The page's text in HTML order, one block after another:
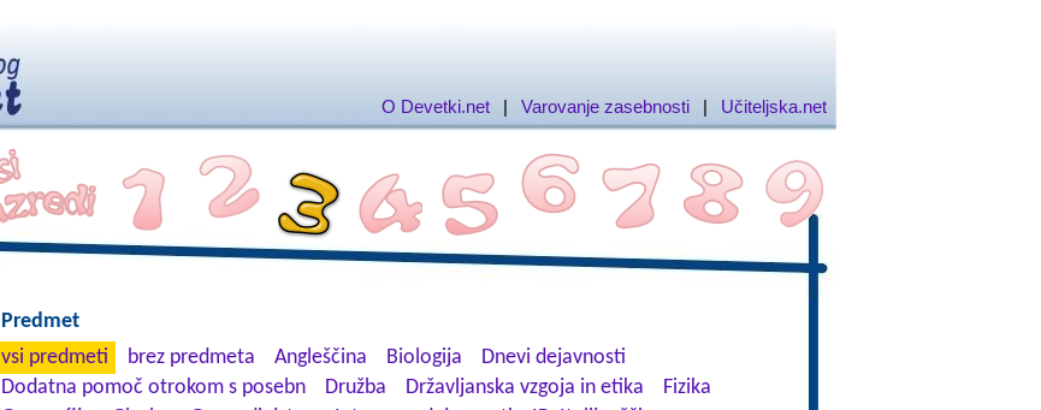
O Devetki.net | Varovanje zasebnosti | Učiteljska.net
Predmet
vsi predmeti
brez predmeta Angleščina Biologija
Dnevi dejavnosti
Dodatna pomoč otrokom s posebn
Družba Državljanska vzgoja in etika
Fizika